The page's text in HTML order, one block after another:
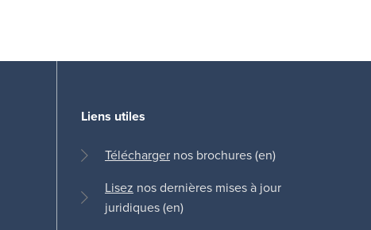
Liens utiles
Télécharger nos brochures (en)
Lisez nos dernières mises à jour
juridiques (en)